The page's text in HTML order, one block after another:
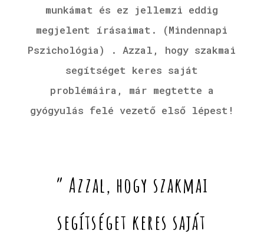
munkámat és ez jellemzi eddig
megjelent írásaimat. (Mindennapi
Pszichológia) . Azzal, hogy szakmai
segítséget keres saját
problémáira, már megtette a
gyógyulás felé vezető első lépest!
” Azzal, hogy szakmai
segítséget keres saját